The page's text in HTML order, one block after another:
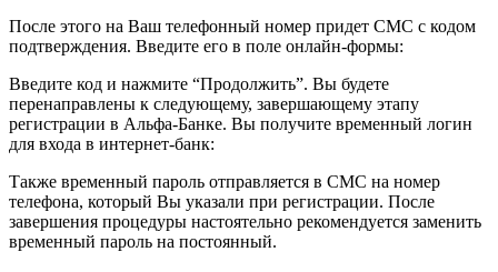
После этого на Ваш телефонный номер придет СМС с кодом
подтверждения. Введите его в поле онлайн-формы:
Введите код и нажмите “Продолжить”. Вы будете
перенаправлены к следующему, завершающему этапу
регистрации в Альфа-Банке. Вы получите временный логин
для входа в интернет-банк:
Также временный пароль отправляется в СМС на номер
телефона, который Вы указали при регистрации. После
завершения процедуры настоятельно рекомендуется заменить
временный пароль на постоянный.